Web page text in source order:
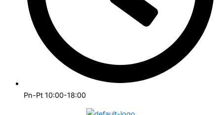
Pn-Pt 10:00-18:00